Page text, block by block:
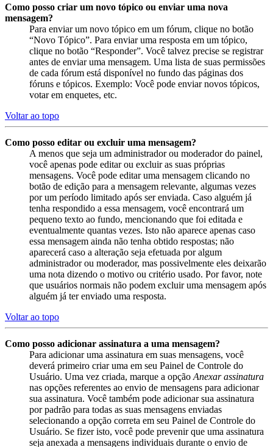
Como posso criar um novo tópico ou enviar uma nova
mensagem?
Para enviar um novo tópico em um fórum, clique no botão
“Novo Tópico”. Para enviar uma resposta em um tópico,
clique no botão “Responder”. Você talvez precise se registrar
antes de enviar uma mensagem. Uma lista de suas permissões
de cada fórum está disponível no fundo das páginas dos
fóruns e tópicos. Exemplo: Você pode enviar novos tópicos,
votar em enquetes, etc.
Voltar ao topo
Como posso editar ou excluir uma mensagem?
A menos que seja um administrador ou moderador do painel,
você apenas pode editar ou excluir as suas próprias
mensagens. Você pode editar uma mensagem clicando no
botão de edição para a mensagem relevante, algumas vezes
por um período limitado após ser enviada. Caso alguém já
tenha respondido a essa mensagem, você encontrará um
pequeno texto ao fundo, mencionando que foi editada e
eventualmente quantas vezes. Isto não aparece apenas caso
essa mensagem ainda não tenha obtido respostas; não
aparecerá caso a alteração seja efetuada por algum
administrador ou moderador, mas possivelmente eles deixarão
uma nota dizendo o motivo ou critério usado. Por favor, note
que usuários normais não podem excluir uma mensagem após
alguém já ter enviado uma resposta.
Voltar ao topo
Como posso adicionar assinatura a uma mensagem?
Para adicionar uma assinatura em suas mensagens, você
deverá primeiro criar uma em seu Painel de Controle do
Usuário. Uma vez criada, marque a opção Anexar assinatura
nas opções referentes ao envio de mensagens para adicionar
sua assinatura. Você também pode adicionar sua assinatura
por padrão para todas as suas mensagens enviadas
selecionando a opção correta em seu Painel de Controle do
Usuário. Se fizer isto, você pode prevenir que uma assinatura
seja anexada a mensagens individuais durante o envio de